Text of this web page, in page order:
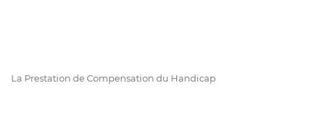
La Prestation de Compensation du Handicap